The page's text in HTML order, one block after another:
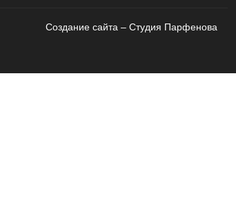
Создание сайта – Cтудия Парфенова